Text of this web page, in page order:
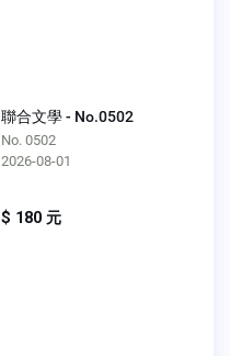
聯合文學 - No.0502
No. 0502
2026-08-01
$ 180 元